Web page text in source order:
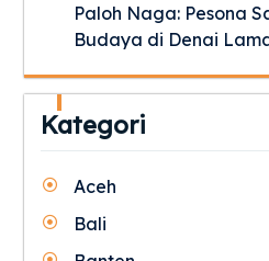
Paloh Naga: Pesona
Budaya di Denai
Kategori
Aceh
Bali